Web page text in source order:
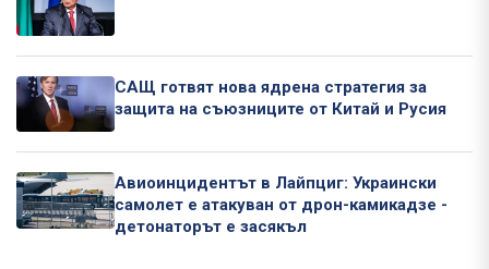
САЩ готвят нова ядрена стратегия за
защита на съюзниците от Китай и Русия
Авиоинцидентът в Лайпциг: Украински
самолет е атакуван от дрон-камикадзе -
детонаторът е засякъл